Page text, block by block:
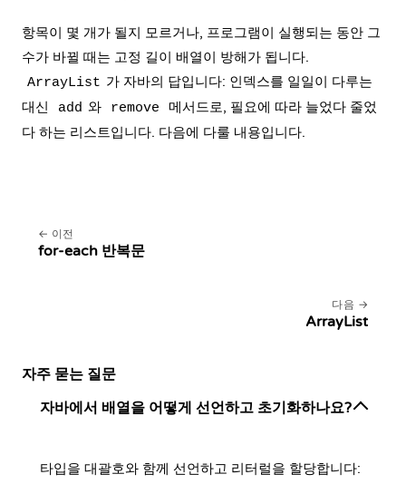
항목이 몇 개가 될지 모르거나, 프로그램이 실행되는 동안 그
수가 바뀔 때는 고정 길이 배열이 방해가 됩니다.
ArrayList 가 자바의 답입니다: 인덱스를 일일이 다루는
대신
add 와 remove
메서드로, 필요에 따라 늘었다 줄었
다 하는 리스트입니다. 다음에 다룰 내용입니다.
이전
for-each 반복문
다음
ArrayList
자주 묻는 질문
자바에서 배열을 어떻게 선언하고 초기화하나요?
타입을 대괄호와 함께 선언하고 리터럴을 할당합니다: